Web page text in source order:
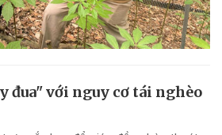
đua" với nguy cơ tái nghèo